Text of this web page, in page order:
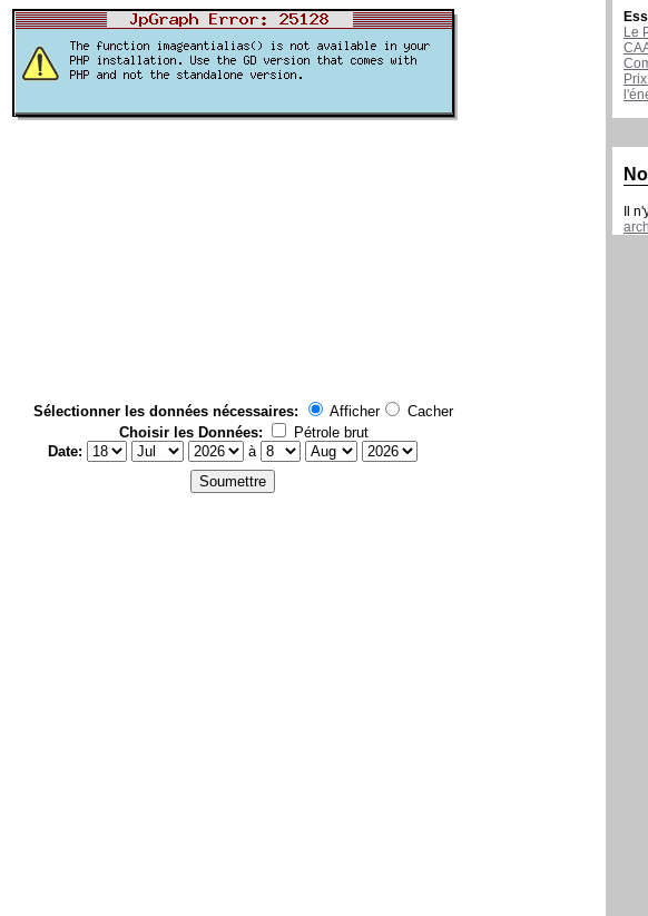
Sélectionner les données nécessaires: Afficher
Cacher
Choisir les Données:
Pétrole brut
Date:
à
Le
Il